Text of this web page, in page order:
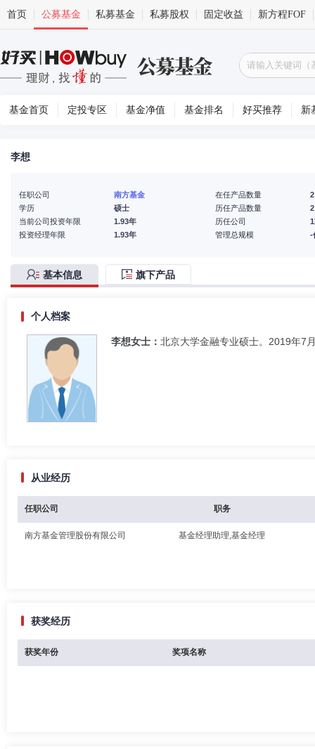
首页 公募基金 私募基金 私募股权 固定收益 新方程FOF
基金首页 定投专区 基金净值 基金排名 好买推荐 新
李想
任职公司
南方基金
学历
硕士
当前公司投资年限
1.93年
投资经理年限
1.93年
在任产品数量
2
历任产品数量
2
历任公司
管理总规模
-
基本信息 旗下产品
个人档案
李想女士： 北京大学金融专业硕士。2019年7
从业经历
任职公司 职务
南方基金管理股份有限公司 基金经理助理,基金经理
获奖经历
获奖年份 奖项名称